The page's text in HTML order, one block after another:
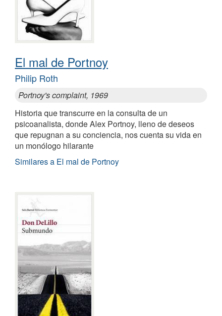
El mal de Portnoy
Philip Roth
Portnoy's complaint, 1969
Historia que transcurre en la consulta de un
psicoanalista, donde Alex Portnoy, lleno de deseos
que repugnan a su conciencia, nos cuenta su vida en
un monólogo hilarante
Similares a El mal de Portnoy